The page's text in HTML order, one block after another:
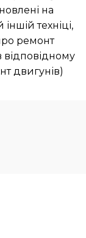
на
техніці,
ремонт
відповідному
двигунів)